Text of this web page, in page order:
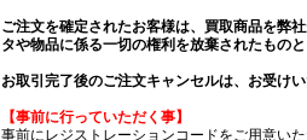
ご注文を確定されたお客様は、買取商品を弊
タや物品に係る一切の権利を放棄されたもの
お取引完了後のご注文キャンセルは、お受け
【事前に行っていただく事】
事前にレジストレーションコードをご用意い